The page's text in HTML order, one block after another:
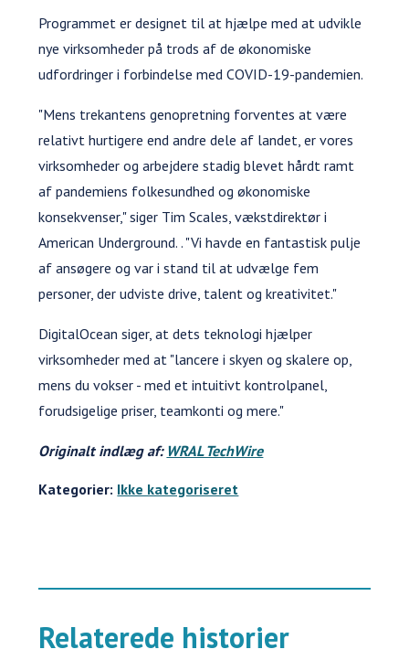
Programmet er designet til at hjælpe med at udvikle
nye virksomheder på trods af de økonomiske
udfordringer i forbindelse med COVID-19-pandemien.
"Mens trekantens genopretning forventes at være
relativt hurtigere end andre dele af landet, er vores
virksomheder og arbejdere stadig blevet hårdt ramt
af pandemiens folkesundhed og økonomiske
konsekvenser," siger Tim Scales, vækstdirektør i
American Underground. . "Vi havde en fantastisk pulje
af ansøgere og var i stand til at udvælge fem
personer, der udviste drive, talent og kreativitet."
DigitalOcean siger, at dets teknologi hjælper
virksomheder med at "lancere i skyen og skalere op,
mens du vokser - med et intuitivt kontrolpanel,
forudsigelige priser, teamkonti og mere."
Originalt indlæg af: WRAL TechWire
Kategorier: Ikke kategoriseret
Relaterede historier